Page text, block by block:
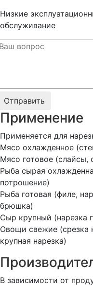
Низкие
обслуживание
Применение
Применяется для
Мясо охлажденное
Мясо готовое (слайсы,
Рыба сырая
потрошение)
Рыба готовая (филе,
брюшка)
Сыр крупный (нарезка
Овощи свежие (срезка
крупная нарезка)
В зависимости от